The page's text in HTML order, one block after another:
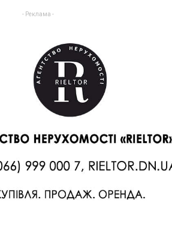
- Реклама -